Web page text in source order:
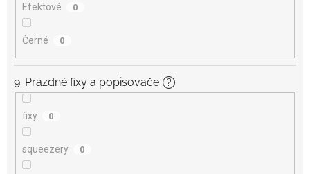
Efektové 0
Černé 0
9. Prázdné fixy a popisovače ?
fixy 0
squeezery 0